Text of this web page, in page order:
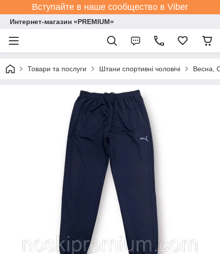
Вступайте в наше сообщество в Viber
Интернет-магазин «PREMIUM»
Товари та послуги Штани спортивні чоловічі Весна,